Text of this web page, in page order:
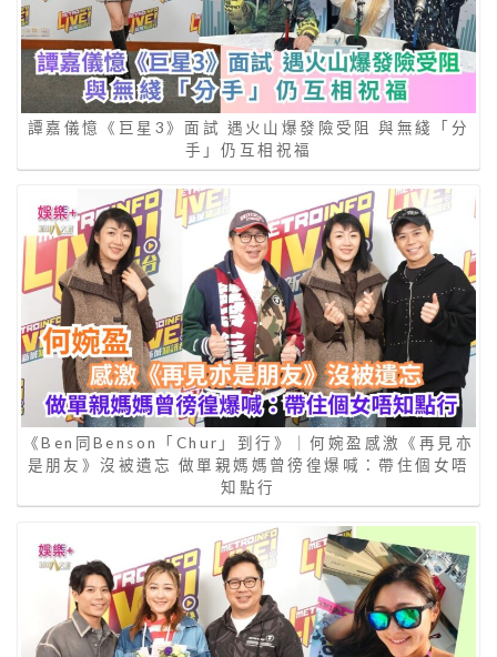
譚嘉儀憶《巨星3》面試 遇火山爆發險受阻 與無綫「分
手」仍互相祝福
《Ben同Benson「Chur」到行》｜何婉盈感激《再見亦
是朋友》沒被遺忘 做單親媽媽曾徬徨爆喊：帶住個女唔
知點行